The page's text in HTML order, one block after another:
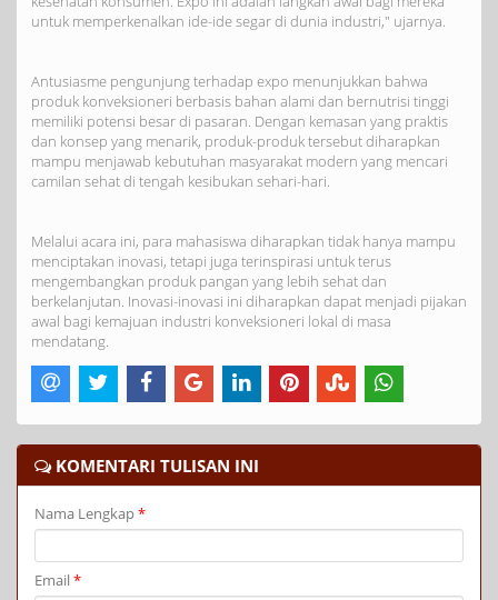
untuk memperkenalkan ide-ide segar di dunia industri," ujarnya.
Antusiasme pengunjung terhadap expo menunjukkan bahwa
produk konveksioneri berbasis bahan alami dan bernutrisi tinggi
memiliki potensi besar di pasaran. Dengan kemasan yang praktis
dan konsep yang menarik, produk-produk tersebut diharapkan
mampu menjawab kebutuhan masyarakat modern yang mencari
camilan sehat di tengah kesibukan sehari-hari.
Melalui acara ini, para mahasiswa diharapkan tidak hanya mampu
menciptakan inovasi, tetapi juga terinspirasi untuk terus
mengembangkan produk pangan yang lebih sehat dan
berkelanjutan. Inovasi-inovasi ini diharapkan dapat menjadi pijakan
awal bagi kemajuan industri konveksioneri lokal di masa
mendatang.
KOMENTARI TULISAN INI
Nama Lengkap*
Email*